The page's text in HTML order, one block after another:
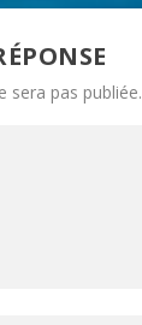
sera pas publiée.